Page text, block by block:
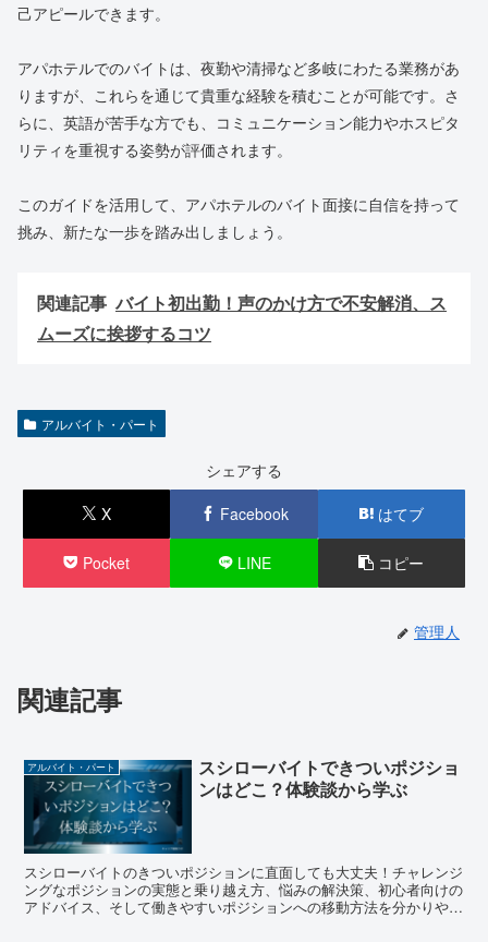
己アピールできます。
アパホテルでのバイトは、夜勤や清掃など多岐にわたる業務があ
りますが、これらを通じて貴重な経験を積むことが可能です。さ
らに、英語が苦手な方でも、コミュニケーション能力やホスピタ
リティを重視する姿勢が評価されます。
このガイドを活用して、アパホテルのバイト面接に自信を持って
挑み、新たな一歩を踏み出しましょう。
関連記事 バイト初出勤！声のかけ方で不安解消、ス
ムーズに挨拶するコツ
アルバイト・パート
シェアする
X
Facebook はてブ
Pocket LINE コピー
管理人
関連記事
アルバイト・パート
スシローバイトできついポジショ
ンはどこ？体験談から学ぶ
スシローバイトのきついポジションに直面しても大丈夫！チャレンジ
ングなポジションの実態と乗り越え方、悩みの解決策、初心者向けの
アドバイス、そして働きやすいポジションへの移動方法を分かりやす